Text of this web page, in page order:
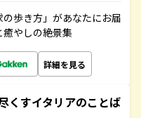
歩き方」があなたにお届
やしの絶景集
詳細を見る
くすイタリアのことば